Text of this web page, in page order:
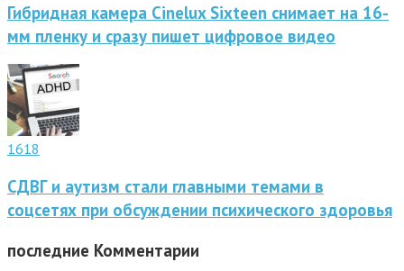
Гибридная камера Cinelux Sixteen снимает на 16-
мм пленку и сразу пишет цифровое видео
1618
СДВГ и аутизм стали главными темами в
соцсетях при обсуждении психического здоровья
последние Комментарии